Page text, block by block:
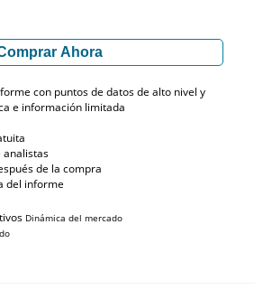
Ahora
con puntos de datos de alto nivel y
e información limitada
analistas
de la compra
del informe
Dinámica del mercado